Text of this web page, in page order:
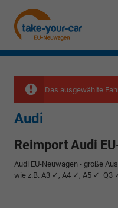
Das ausgewählte
Audi
Reimport Audi
Audi EU-Neuwagen - große
wie z.B. A3 ✓, A4 ✓, A5 ✓ Q3